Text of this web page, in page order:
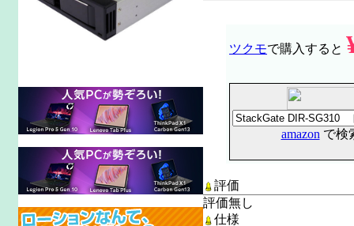
ツクモで購入すると
amazon で検
評価
評価無し
仕様